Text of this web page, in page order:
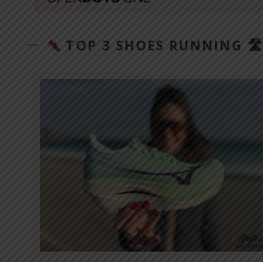
TOP 3 SHOES RUNNING 🛣